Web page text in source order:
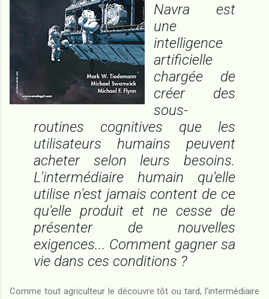
Navra est
une
intelligence
artificielle
chargée de
créer des
sous-
routines cognitives que les
utilisateurs humains peuvent
acheter selon leurs besoins.
L'intermédiaire humain qu'elle
utilise n'est jamais content de ce
qu'elle produit et ne cesse de
présenter de nouvelles
exigences... Comment gagner sa
vie dans ces conditions ?
Comme tout agriculteur le découvre tôt ou tard, l'intermédiaire